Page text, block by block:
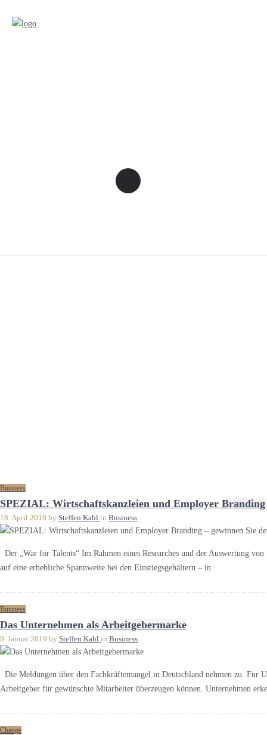
Business
SPEZIAL: Wirtschaftskanzleien und Employer Branding
18. April 2019 by Steffen Kahl in Business
Der „War for Talents“ Im Rahmen eines Researches und der Auswertung
auf eine ­erheb­liche Spannweite bei ­den Einstiegsgehältern – in
Business
Das Unternehmen als Arbeitgebermarke
9. Januar 2019 by Steffen Kahl in Business
Die Meldungen über den Fachkräftemangel in Deutschland nehmen zu. Für
Arbeitgeber für gewünschte Mitarbeiter überzeugen können. Unternehmen
Change